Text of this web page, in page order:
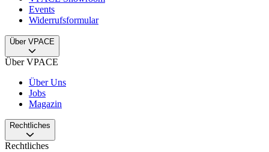
Events
Widerrufsformular
Über VPACE
Über VPACE
Über Uns
Jobs
Magazin
Rechtliches
Rechtliches